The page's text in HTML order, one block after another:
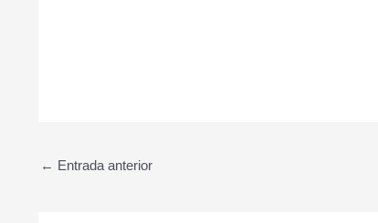
← Entrada anterior